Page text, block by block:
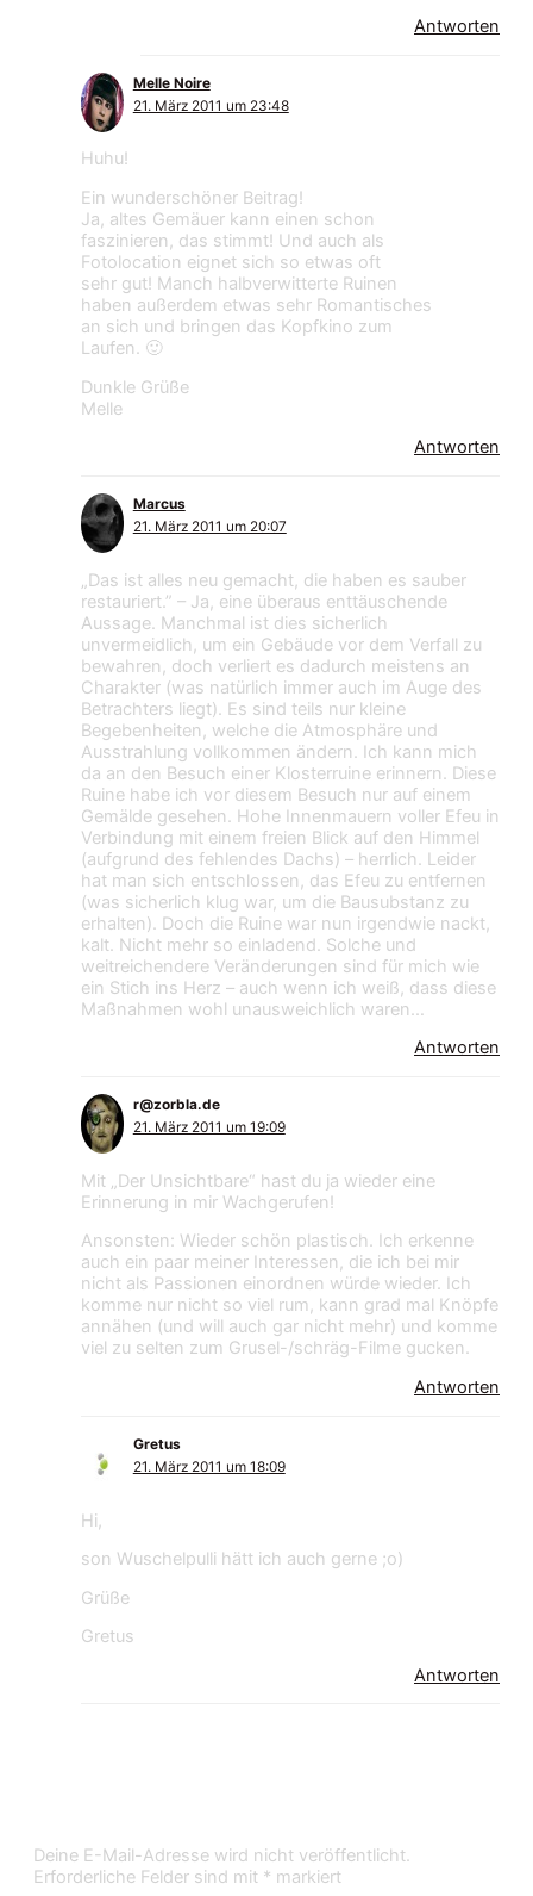
Antworten
Melle Noire
21. März 2011 um 23:48
Huhu!
Ein wunderschöner Beitrag!
Ja, altes Gemäuer kann einen schon
faszinieren, das stimmt! Und auch als
Fotolocation eignet sich so etwas oft
sehr gut! Manch halbverwitterte Ruinen
haben außerdem etwas sehr Romantisches
an sich und bringen das Kopfkino zum
Laufen. 🙂
Dunkle Grüße
Melle
Antworten
Marcus
21. März 2011 um 20:07
„Das ist alles neu gemacht, die haben es sauber
restauriert.” – Ja, eine überaus enttäuschende
Aussage. Manchmal ist dies sicherlich
unvermeidlich, um ein Gebäude vor dem Verfall zu
bewahren, doch verliert es dadurch meistens an
Charakter (was natürlich immer auch im Auge des
Betrachters liegt). Es sind teils nur kleine
Begebenheiten, welche die Atmosphäre und
Ausstrahlung vollkommen ändern. Ich kann mich
da an den Besuch einer Klosterruine erinnern. Diese
Ruine habe ich vor diesem Besuch nur auf einem
Gemälde gesehen. Hohe Innenmauern voller Efeu in
Verbindung mit einem freien Blick auf den Himmel
(aufgrund des fehlendes Dachs) – herrlich. Leider
hat man sich entschlossen, das Efeu zu entfernen
(was sicherlich klug war, um die Bausubstanz zu
erhalten). Doch die Ruine war nun irgendwie nackt,
kalt. Nicht mehr so einladend. Solche und
weitreichendere Veränderungen sind für mich wie
ein Stich ins Herz – auch wenn ich weiß, dass diese
Maßnahmen wohl unausweichlich waren…
Antworten
r@zorbla.de
21. März 2011 um 19:09
Mit „Der Unsichtbare“ hast du ja wieder eine
Erinnerung in mir Wachgerufen!
Ansonsten: Wieder schön plastisch. Ich erkenne
auch ein paar meiner Interessen, die ich bei mir
nicht als Passionen einordnen würde wieder. Ich
komme nur nicht so viel rum, kann grad mal Knöpfe
annähen (und will auch gar nicht mehr) und komme
viel zu selten zum Grusel-/schräg-Filme gucken.
Antworten
Gretus
21. März 2011 um 18:09
Hi,
son Wuschelpulli hätt ich auch gerne ;o)
Grüße
Gretus
Antworten
Deine E-Mail-Adresse wird nicht veröffentlicht.
Erforderliche Felder sind mit * markiert